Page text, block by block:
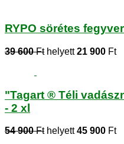
RYPO sörétes
39 600 Fthelyett21 900 Ft
"Tagart ® Téli
- 2 xl
54 900 Fthelyett45 900 Ft